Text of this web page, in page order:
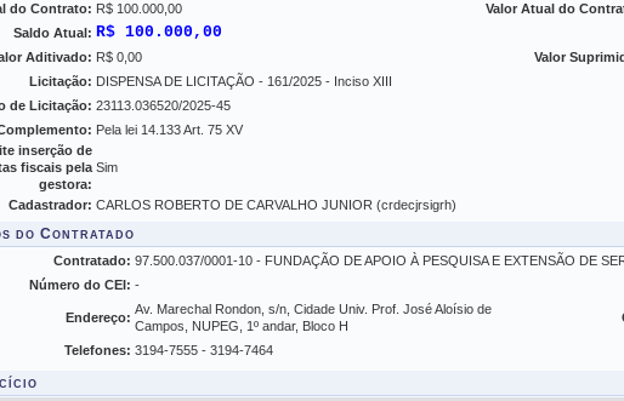
do Contrato: R$ 100.000,00 Valor Atual do
Saldo Atual: R$ 100.000,00
Aditivado: R$ 0,00 Valor
Licitação: DISPENSA DE LICITAÇÃO - 161/2025 - Inciso XIII
de Licitação: 23113.036520/2025-45
Pela lei 14.133 Art. 75 XV
inserção de
fiscais pela
gestora:
Sim
Cadastrador: CARLOS ROBERTO DE CARVALHO JUNIOR (crdecjrsigrh)
do Contratado
Contratado: 97.500.037/0001-10 - FUNDAÇÃO DE APOIO À PESQUISA E EXTENSÃO DE
Número do CEI: -
Endereço:
Av. Marechal Rondon, s/n, Cidade Univ. Prof. José Aloísio de
Campos, NUPEG, 1º andar, Bloco H
Telefones: 3194-7555 - 3194-7464